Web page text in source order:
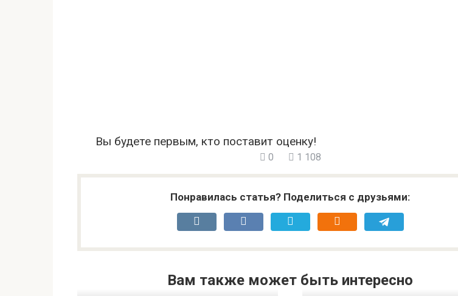
Вы будете первым, кто поставит оценку!
0 1 108
Понравилась статья? Поделиться с друзьями:
Вам также может быть интересно